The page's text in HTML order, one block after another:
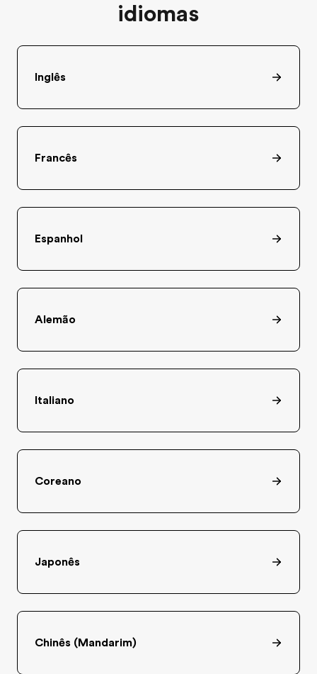
idiomas
Inglês
Francês
Espanhol
Alemão
Italiano
Coreano
Japonês
Chinês (Mandarim)